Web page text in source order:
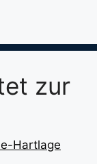
zur
Hartlage